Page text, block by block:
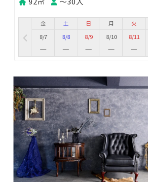
金
8/7
土
8/8
日
8/9
月
8/10
火
8/11